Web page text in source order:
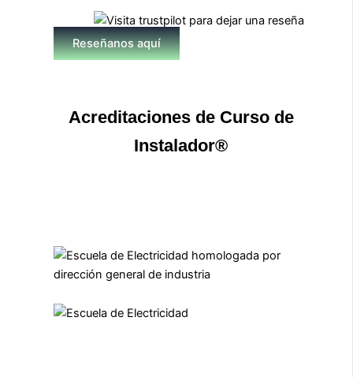
Reseñanos aquí
Acreditaciones de Curso de
Instalador®